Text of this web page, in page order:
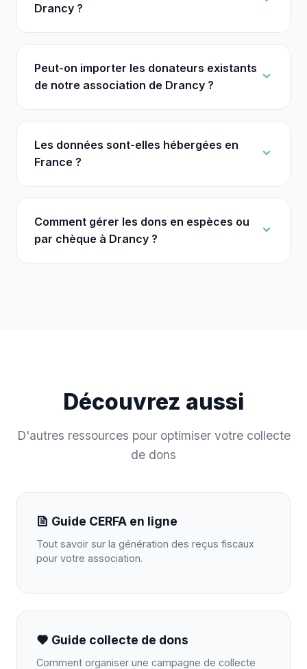
Drancy ?
Peut-on importer les donateurs existants
de notre association de Drancy ?
Les données sont-elles hébergées en
France ?
Comment gérer les dons en espèces ou
par chèque à Drancy ?
Découvrez aussi
D'autres ressources pour optimiser votre collecte
de dons
Guide CERFA en ligne
Tout savoir sur la génération des reçus fiscaux
pour votre association.
Guide collecte de dons
Comment organiser une campagne de collecte